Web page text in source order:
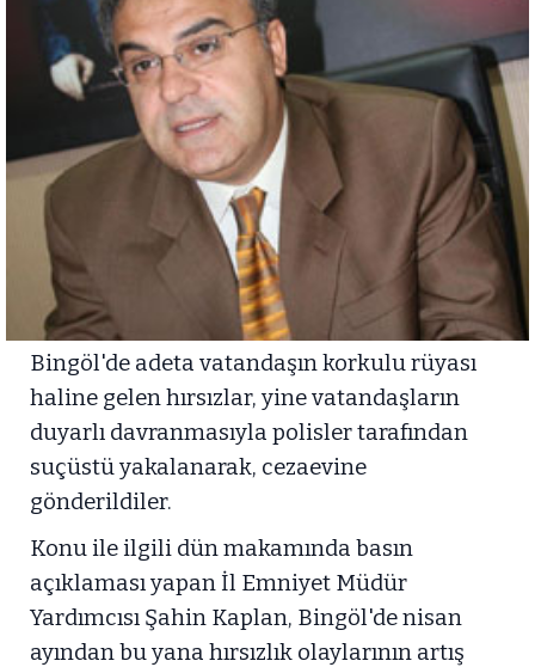
Bingöl'de adeta vatandaşın korkulu rüyası
haline gelen hırsızlar, yine vatandaşların
duyarlı davranmasıyla polisler tarafından
suçüstü yakalanarak, cezaevine
gönderildiler.
Konu ile ilgili dün makamında basın
açıklaması yapan İl Emniyet Müdür
Yardımcısı Şahin Kaplan, Bingöl'de nisan
ayından bu yana hırsızlık olaylarının artış